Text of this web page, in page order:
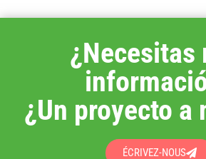
¿Necesitas
¿Un proyecto a
ÉCRIVEZ-NOUS